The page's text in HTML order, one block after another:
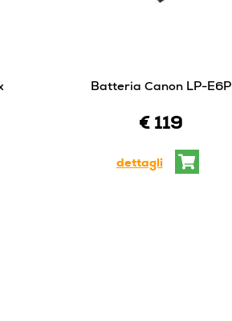
Batteria Canon LP-E6P
€ 119
dettagli